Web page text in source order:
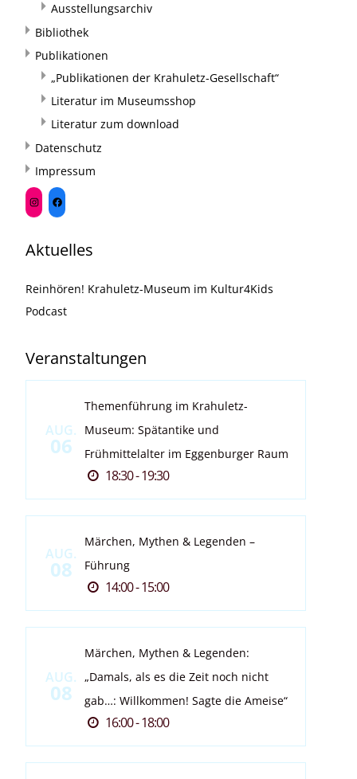
Ausstellungsarchiv
Bibliothek
Publikationen
„Publikationen der Krahuletz-Gesellschaft“
Literatur im Museumsshop
Literatur zum download
Datenschutz
Impressum
Aktuelles
Reinhören! Krahuletz-Museum im Kultur4Kids
Podcast
Veranstaltungen
AUG.
06
Themenführung im Krahuletz-
Museum: Spätantike und
Frühmittelalter im Eggenburger Raum
18:30 - 19:30
AUG.
08
Märchen, Mythen & Legenden –
Führung
14:00 - 15:00
AUG.
08
Märchen, Mythen & Legenden:
„Damals, als es die Zeit noch nicht
gab…: Willkommen! Sagte die Ameise“
16:00 - 18:00